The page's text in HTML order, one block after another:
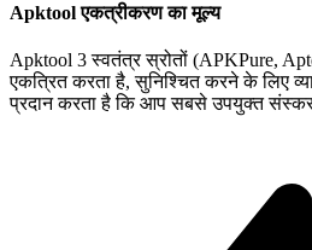
Apktool एकत्रीकरण का मूल्य
Apktool 3 स्वतंत्र स्रोतों (APKPure,
एकत्रित करता है, सुनिश्चित करने के लिए
प्रदान करता है कि आप सबसे उपयुक्त